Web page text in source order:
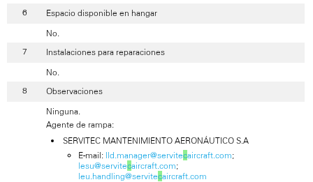
Espacio disponible en hangar
No.
Instalaciones para reparaciones
No.
Observaciones
Ninguna.
Agente de rampa:
SERVITEC MANTENIMIENTO AERONÁUTICO S.A
E-mail: lld.manager@servitecaircraft.com;
lesu@servitecaircraft.com;
leu.handling@servitecaircraft.com